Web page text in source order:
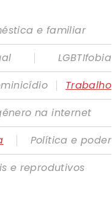
e familiar
|
LGBTIfobia
|
Trabalho
na internet
|
Política e poder
e reprodutivos